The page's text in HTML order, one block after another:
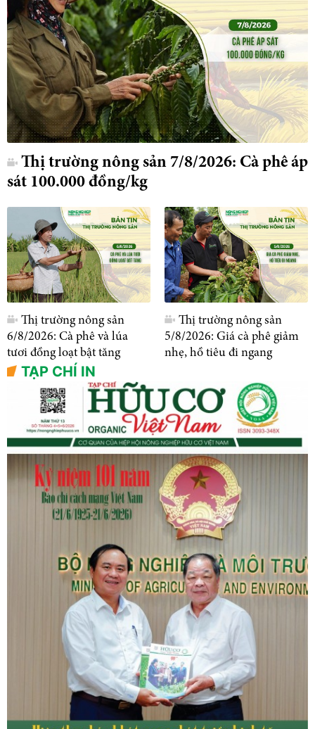
Thị trường nông sản 7/8/2026: Cà phê áp
sát 100.000 đồng/kg
Thị trường nông sản
6/8/2026: Cà phê và lúa
tươi đồng loạt bật tăng
Thị trường nông sản
5/8/2026: Giá cà phê giảm
nhẹ, hồ tiêu đi ngang
TẠP CHÍ IN